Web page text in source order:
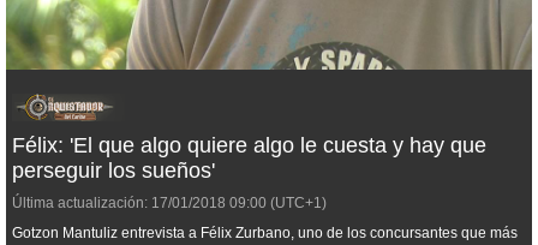
Félix: 'El que algo quiere algo le cuesta y hay que
perseguir los sueños'
Última actualización: 17/01/2018 09:00 (UTC+1)
Gotzon Mantuliz entrevista a Félix Zurbano, uno de los concursantes que más